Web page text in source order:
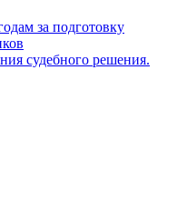
за подготовку
судебного решения.